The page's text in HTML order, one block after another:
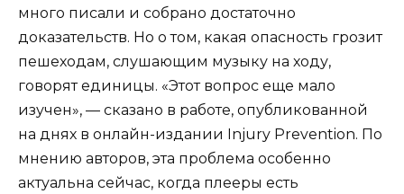
много писали и собрано достаточно
доказательств. Но о том, какая опасность грозит
пешеходам, слушающим музыку на ходу,
говорят единицы. «Этот вопрос еще мало
изучен», — сказано в работе, опубликованной
на днях в онлайн-издании Injury Prevention. По
мнению авторов, эта проблема особенно
актуальна сейчас, когда плееры есть